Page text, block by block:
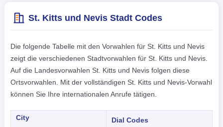
St. Kitts und Nevis Stadt Codes
Die folgende Tabelle mit den Vorwahlen für St. Kitts und Nevis
zeigt die verschiedenen Stadtvorwahlen für St. Kitts und Nevis.
Auf die Landesvorwahlen St. Kitts und Nevis folgen diese
Ortsvorwahlen. Mit der vollständigen St. Kitts und Nevis-Vorwahl
können Sie Ihre internationalen Anrufe tätigen.
City Dial Codes